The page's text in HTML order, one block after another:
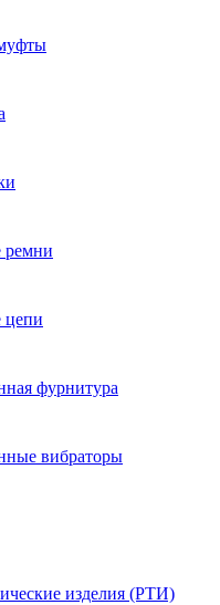
ремни
цепи
фурнитура
вибраторы
изделия (РТИ)